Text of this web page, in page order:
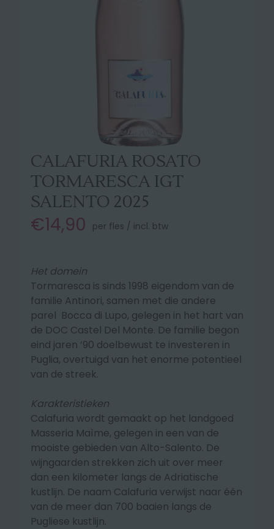
CALAFURIA ROSATO
TORMARESCA IGT
SALENTO 2025
€14,90 per fles / incl. btw
Het domein
Tormaresca is sinds 1998 eigendom van de
familie Antinori, samen met die andere
parel Bocca di Lupo, gelegen in het hart van
de DOC Castel Del Monte. De familie begon
eind jaren ’90 doelbewust te investeren in
Puglia, overtuigd van het enorme potentieel
van de streek.
Karakteristieken
Calafuria wordt gemaakt op het landgoed
Masseria Maìme, gelegen in een van de
mooiste gebieden van Alto-Salento. De
wijngaarden strekken zich uit over meer
dan een kilometer langs de Adriatische
kustlijn. De naam Calafuria verwijst naar één
van de meer dan 700 baaien langs de
Pugliese kustlijn.